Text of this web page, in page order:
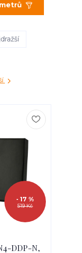
519 Kč
- 17 %
DDP-N,